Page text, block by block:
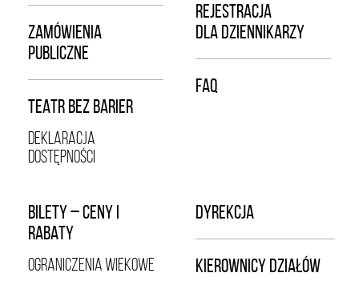
ZAMÓWIENIA
PUBLICZNE
TEATR BEZ BARIER
DEKLARACJA
DOSTĘPNOŚCI
REJESTRACJA
DLA DZIENNIKARZY
FAQ
BILETY – CENY I
RABATY
OGRANICZENIA WIEKOWE
DYREKCJA
KIEROWNICY DZIAŁÓW